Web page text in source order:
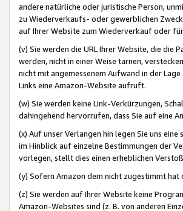
andere natürliche oder juristische Person,
zu Wiederverkaufs- oder gewerblichen
auf Ihrer Website zum Wiederverkauf oder
(v) Sie werden die URL Ihrer Website, die
werden, nicht in einer Weise tarnen,
nicht mit angemessenem Aufwand in der
Links eine Amazon-Website aufruft.
(w) Sie werden keine Link-Verkürzungen,
dahingehend hervorrufen, dass Sie auf eine
(x) Auf unser Verlangen hin legen Sie uns
im Hinblick auf einzelne Bestimmungen der
vorlegen, stellt dies einen erheblichen
(y) Sofern Amazon dem nicht zugestimmt
(z) Sie werden auf Ihrer Website keine
Amazon-Websites sind (z. B. von anderen